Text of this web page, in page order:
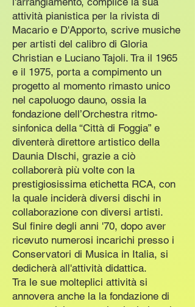
attività pianistica per la rivista di
Macario e D'Apporto, scrive musiche
per artisti del calibro di Gloria
Christian e Luciano Tajoli. Tra il 1965
e il 1975, porta a compimento un
progetto al momento rimasto unico
nel capoluogo dauno, ossia la
fondazione dell’Orchestra ritmo-
sinfonica della “Città di Foggia” e
diventerà direttore artistico della
Daunia DIschi, grazie a ciò
collaborerà più volte con la
prestigiosissima etichetta RCA, con
la quale inciderà diversi dischi in
collaborazione con diversi artisti.
Sul finire degli anni '70, dopo aver
ricevuto numerosi incarichi presso i
Conservatori di Musica in Italia, si
dedicherà all'attività didattica.
Tra le sue molteplici attività si
annovera anche la la fondazione di